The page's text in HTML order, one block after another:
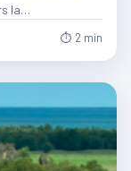
la…
⏱ 2 min